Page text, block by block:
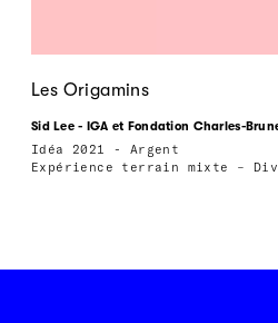
Les Origamins
Sid Lee - IGA et Fondation Charles-
Idéa 2021 - Argent
Expérience terrain mixte –